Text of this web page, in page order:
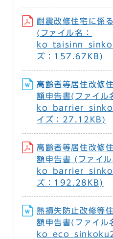
耐震改修住宅に係
(ファイル名：
ズ：157.67KB)
高齢者等居住改修
額申告書(ファイル
イズ：27.12KB)
高齢者等居住改修
額申告書 (ファイル
ズ：192.28KB)
熱損失防止改修等
額申告書(ファイル